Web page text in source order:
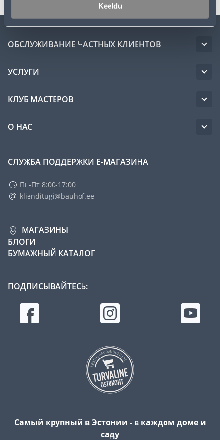
Keeldu
ОБСЛУЖИВАНИЕ ЧАСТНЫХ КЛИЕНТОВ
УСЛУГИ
КЛУБ МАСТЕРОВ
О НАС
СЛУЖБА ПОДДЕРЖКИ Е-МАГАЗИНА
Пн-Пт 8:00-17:00
klienditugi@bauhof.ee
МАГАЗИНЫ
БЛОГИ
БУМАЖНЫЙ КАТАЛОГ
ПОДПИСЫВАЙТЕСЬ:
Самый крупный в Эстонии - в каждом доме и
саду